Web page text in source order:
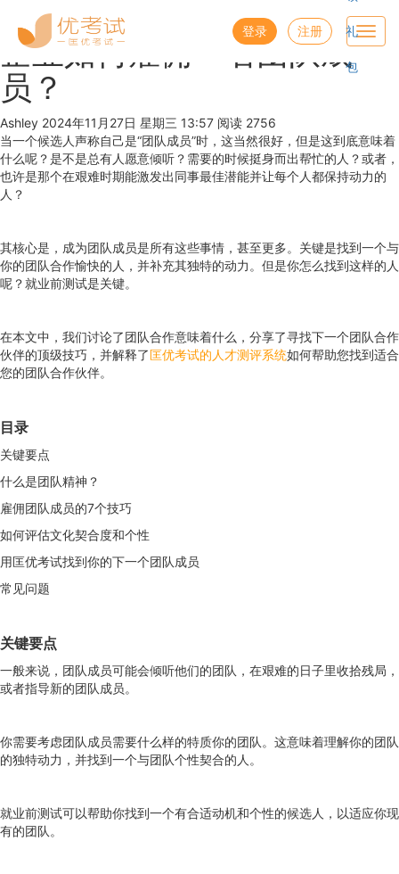
登录 注册 礼
包
企业如何雇佣一名团队成
员？
Ashley 2024年11月27日 星期三 13:57 阅读 2756
当一个候选人声称自己是“团队成员”时，这当然很好，但是这到底意味着
什么呢？是不是总有人愿意倾听？需要的时候挺身而出帮忙的人？或者，
也许是那个在艰难时期能激发出同事最佳潜能并让每个人都保持动力的
人？
其核心是，成为团队成员是所有这些事情，甚至更多。关键是找到一个与
你的团队合作愉快的人，并补充其独特的动力。但是你怎么找到这样的人
呢？就业前测试是关键。
在本文中，我们讨论了团队合作意味着什么，分享了寻找下一个团队合作
伙伴的顶级技巧，并解释了匡优考试的人才测评系统如何帮助您找到适合
您的团队合作伙伴。
目录
关键要点
什么是团队精神？
雇佣团队成员的7个技巧
如何评估文化契合度和个性
用匡优考试找到你的下一个团队成员
常见问题
关键要点
一般来说，团队成员可能会倾听他们的团队，在艰难的日子里收拾残局，
或者指导新的团队成员。
你需要考虑团队成员需要什么样的特质你的团队。这意味着理解你的团队
的独特动力，并找到一个与团队个性契合的人。
就业前测试可以帮助你找到一个有合适动机和个性的候选人，以适应你现
有的团队。